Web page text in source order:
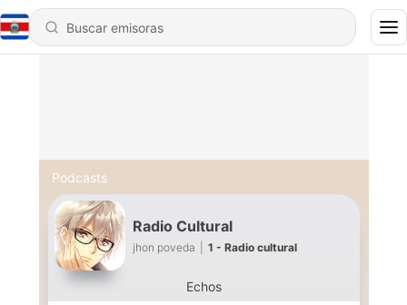
Podcasts
Radio Cultural
jhon poveda 1 - Radio cultural
Echos